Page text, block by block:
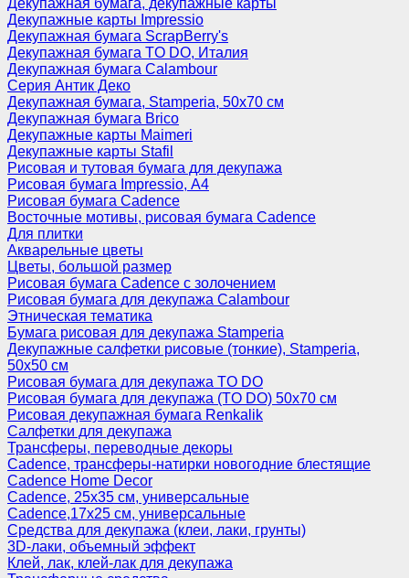
Декупажная бумага, декупажные карты
Декупажные карты Impressio
Декупажная бумага ScrapBerry's
Декупажная бумага TO DO, Италия
Декупажная бумага Calambour
Серия Антик Деко
Декупажная бумага, Stamperia, 50х70 см
Декупажная бумага Brico
Декупажные карты Maimeri
Декупажные карты Stafil
Рисовая и тутовая бумага для декупажа
Рисовая бумага Impressio, А4
Рисовая бумага Cadence
Восточные мотивы, рисовая бумага Cadence
Для плитки
Акварельные цветы
Цветы, большой размер
Рисовая бумага Cadence c золочением
Рисовая бумага для декупажа Calambour
Этническая тематика
Бумага рисовая для декупажа Stamperia
Декупажные салфетки рисовые (тонкие), Stamperia,
50х50 см
Рисовая бумага для декупажа TO DO
Рисовая бумага для декупажа (TO DO) 50х70 см
Рисовая декупажная бумага Renkalik
Салфетки для декупажа
Трансферы, переводные декоры
Cadence, трансферы-натирки новогодние блестящие
Cadence Home Decor
Cadence, 25х35 см, универсальные
Cadence,17х25 см, универсальные
Средства для декупажа (клеи, лаки, грунты)
3D-лаки, объемный эффект
Клей, лак, клей-лак для декупажа